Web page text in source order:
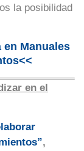
la posibilidad
Manuales
en el
,